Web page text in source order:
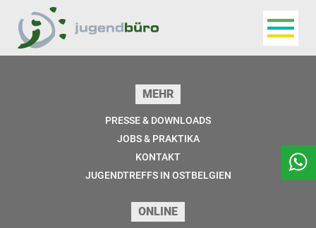
Jugendbüro
Seitenfuss
MEHR
PRESSE & DOWNLOADS
JOBS & PRAKTIKA
KONTAKT
JUGENDTREFFS IN OSTBELGIEN
ONLINE